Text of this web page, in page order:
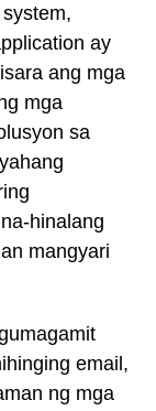
ay
ang mga
mga
sa
hinalang
mangyari
email,
ng mga